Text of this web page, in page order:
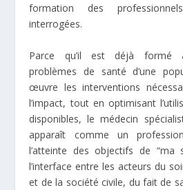
formation des
interrogées.
Parce qu’il est déjà formé
problèmes de santé d’une
œuvre les interventions
l’impact, tout en optimisant
disponibles, le médecin
apparaît comme un
l’atteinte des objectifs de “ma
l’interface entre les acteurs du
et de la société civile, du fait de